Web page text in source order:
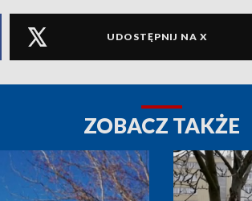
UDOSTĘPNIJ NA X
ZOBACZ TAKŻE